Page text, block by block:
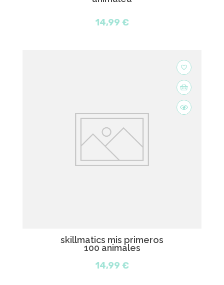
14,99 €
favorite_border
skillmatics mis primeros
100 animales
14,99 €